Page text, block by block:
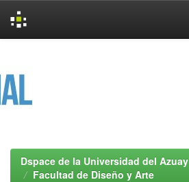
Dspace de la Universidad del Azuay
Facultad de Diseño y Arte